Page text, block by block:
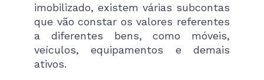
imobilizado, existem várias subcontas
que vão constar os valores referentes
a diferentes bens, como móveis,
veículos, equipamentos e demais
ativos.